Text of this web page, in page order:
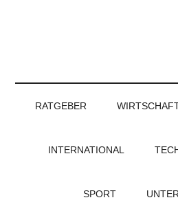
RATGEBER
INTERNATIONAL
SPORT